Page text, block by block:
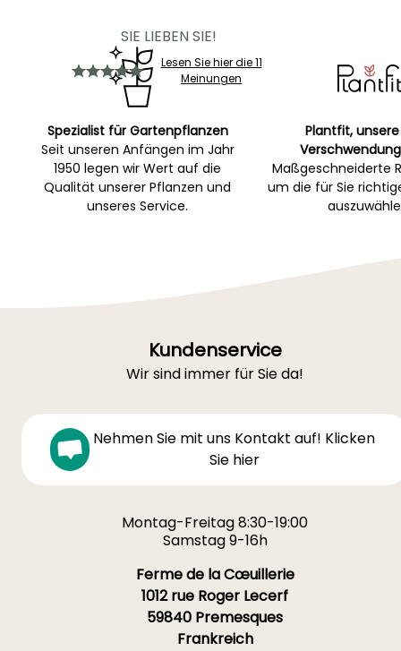
SIE LIEBEN SIE!
Lesen Sie hier die 11
Meinungen
Spezialist für Gartenpflanzen
Seit unseren Anfängen im Jahr
1950 legen wir Wert auf die
Qualität unserer Pflanzen und
unseres Service.
Plantfit,
Maßgeschneiderte
um die für Sie
Kundenservice
Wir sind immer für Sie da!
Nehmen Sie mit uns Kontakt auf! Klicken
Sie hier
Montag-Freitag 8:30-19:00
Samstag 9-16h
Ferme de la Cœuillerie
1012 rue Roger Lecerf
59840 Premesques
Frankreich